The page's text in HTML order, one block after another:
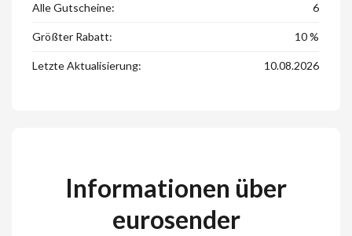
Alle Gutscheine: 6
Größter Rabatt: 10 %
Letzte Aktualisierung: 10.08.2026
Informationen über
eurosender